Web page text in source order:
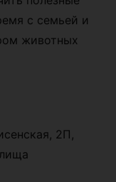
с семьей и
животных
2П,